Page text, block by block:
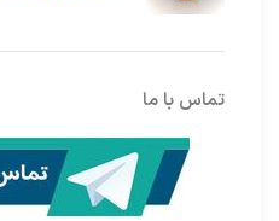
تماس با ما